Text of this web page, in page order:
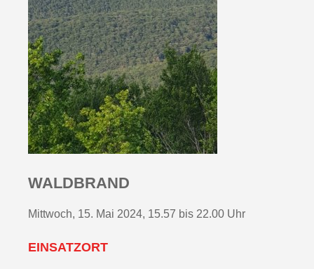
WALDBRAND
Mittwoch, 15. Mai 2024, 15.57 bis 22.00 Uhr
EINSATZORT